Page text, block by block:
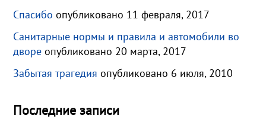
Спасибо опубликовано 11 февраля, 2017
Санитарные нормы и правила и автомобили во
дворе опубликовано 20 марта, 2017
Забытая трагедия опубликовано 6 июля, 2010
Последние записи